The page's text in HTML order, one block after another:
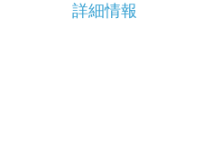
詳細情報